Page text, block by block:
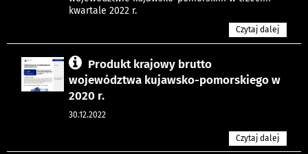
kwartale 2022 r.
Czytaj dalej
Produkt krajowy brutto
województwa kujawsko-pomorskiego w
2020 r.
30.12.2022
Czytaj dalej